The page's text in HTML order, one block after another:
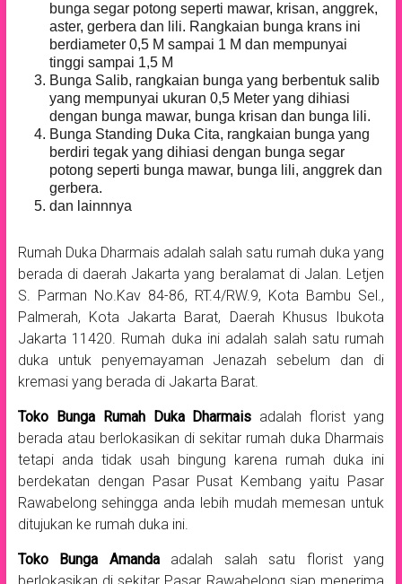
bunga segar potong seperti mawar, krisan, anggrek,
aster, gerbera dan lili. Rangkaian bunga krans ini
berdiameter 0,5 M sampai 1 M dan mempunyai
tinggi sampai 1,5 M
Bunga Salib, rangkaian bunga yang berbentuk salib
yang mempunyai ukuran 0,5 Meter yang dihiasi
dengan bunga mawar, bunga krisan dan bunga lili.
Bunga Standing Duka Cita, rangkaian bunga yang
berdiri tegak yang dihiasi dengan bunga segar
potong seperti bunga mawar, bunga lili, anggrek dan
gerbera.
dan lainnnya
Rumah Duka Dharmais adalah salah satu rumah duka yang
berada di daerah Jakarta yang beralamat di Jalan. Letjen
S. Parman No.Kav 84-86, RT.4/RW.9, Kota Bambu Sel.,
Palmerah, Kota Jakarta Barat, Daerah Khusus Ibukota
Jakarta 11420. Rumah duka ini adalah salah satu rumah
duka untuk penyemayaman Jenazah sebelum dan di
kremasi yang berada di Jakarta Barat.
Toko Bunga Rumah Duka Dharmais adalah florist yang
berada atau berlokasikan di sekitar rumah duka Dharmais
tetapi anda tidak usah bingung karena rumah duka ini
berdekatan dengan Pasar Pusat Kembang yaitu Pasar
Rawabelong sehingga anda lebih mudah memesan untuk
ditujukan ke rumah duka ini.
Toko Bunga Amandaadalah salah satu florist yang